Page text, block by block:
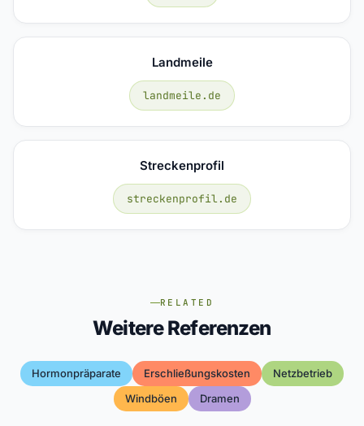
Landmeile
landmeile.de
Streckenprofil
streckenprofil.de
RELATED
Weitere Referenzen
Hormonpräparate Erschließungskosten
Netzbetrieb
Windböen
Dramen